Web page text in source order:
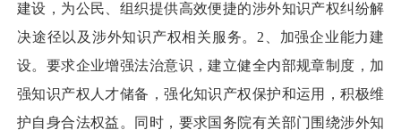
建设，为公民、组织提供高效便捷的涉外知识产权纠纷解
决途径以及涉外知识产权相关服务。2、加强企业能力建
设。要求企业增强法治意识，建立健全内部规章制度，加
强知识产权人才储备，强化知识产权保护和运用，积极维
护自身合法权益。同时，要求国务院有关部门围绕涉外知